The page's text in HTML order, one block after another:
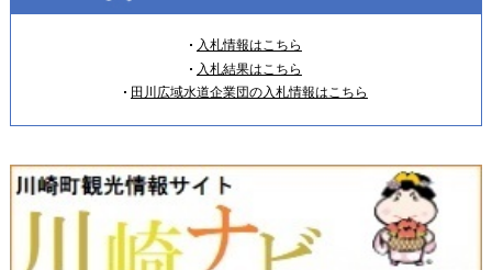
入札情報はこちら
入札結果はこちら
田川広域水道企業団の入札情報はこちら